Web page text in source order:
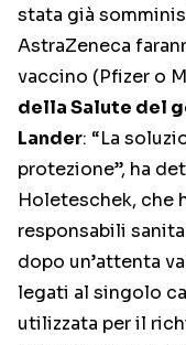
stata già
AstraZeneca
vaccino (Pfizer o
della Salute del
Lander: “La
protezione”, ha
Holeteschek, che
responsabili
dopo un’attenta
legati al singolo
utilizzata per il